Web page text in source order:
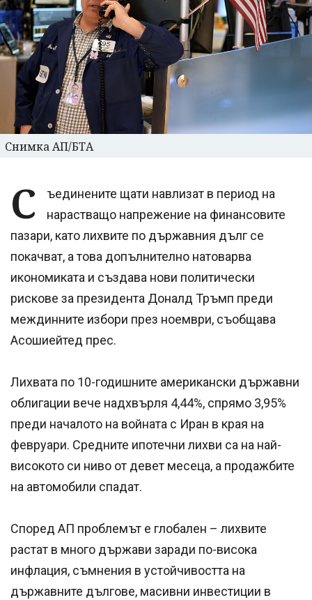
Снимка АП/БТА
С
ъединените щати навлизат в период на
нарастващо напрежение на финансовите
пазари, като лихвите по държавния дълг се
покачват, а това допълнително натоварва
икономиката и създава нови политически
рискове за президента Доналд Тръмп преди
междинните избори през ноември, съобщава
Асошиейтед прес.
Лихвата по 10-годишните американски държавни
облигации вече надхвърля 4,44%, спрямо 3,95%
преди началото на войната с Иран в края на
февруари. Средните ипотечни лихви са на най-
високото си ниво от девет месеца, а продажбите
на автомобили спадат.
Според AП проблемът е глобален – лихвите
растат в много държави заради по-висока
инфлация, съмнения в устойчивостта на
държавните дългове, масивни инвестиции в